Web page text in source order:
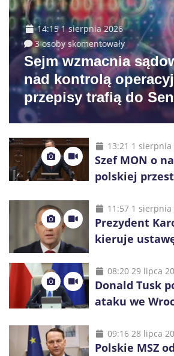
14:15 1 sierpnia 2026
3 osoby skomentowały
Sejm wzmacnia
nad kontrolą
przepisy trafią do
13:21 1 sierpnia
Szef MON o
polskiej
zostałaby
11:57 1 sierpnia
Prezydent
kieruje
Ostrzega
08:20 29 lipca
Donald Tusk
ataku we
polskich
09:16 28 lipca
Polskie MSZ